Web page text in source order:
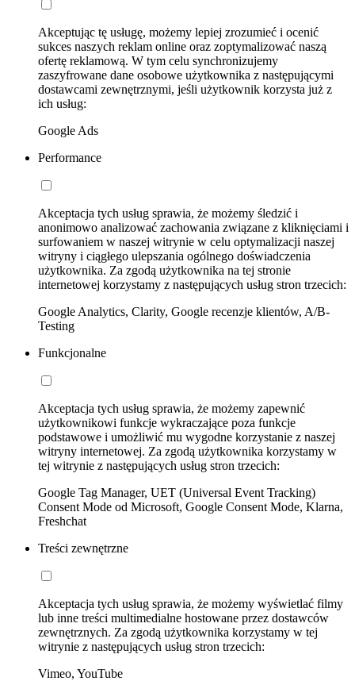
Akceptując tę usługę, możemy lepiej zrozumieć i ocenić
sukces naszych reklam online oraz zoptymalizować naszą
ofertę reklamową. W tym celu synchronizujemy
zaszyfrowane dane osobowe użytkownika z następującymi
dostawcami zewnętrznymi, jeśli użytkownik korzysta już z
ich usług:
Google Ads
Performance
Akceptacja tych usług sprawia, że możemy śledzić i
anonimowo analizować zachowania związane z kliknięciami i
surfowaniem w naszej witrynie w celu optymalizacji naszej
witryny i ciągłego ulepszania ogólnego doświadczenia
użytkownika. Za zgodą użytkownika na tej stronie
internetowej korzystamy z następujących usług stron trzecich:
Google Analytics, Clarity, Google recenzje klientów, A/B-
Testing
Funkcjonalne
Akceptacja tych usług sprawia, że możemy zapewnić
użytkownikowi funkcje wykraczające poza funkcje
podstawowe i umożliwić mu wygodne korzystanie z naszej
witryny internetowej. Za zgodą użytkownika korzystamy w
tej witrynie z następujących usług stron trzecich:
Google Tag Manager, UET (Universal Event Tracking)
Consent Mode od Microsoft, Google Consent Mode, Klarna,
Freshchat
Treści zewnętrzne
Akceptacja tych usług sprawia, że możemy wyświetlać filmy
lub inne treści multimedialne hostowane przez dostawców
zewnętrznych. Za zgodą użytkownika korzystamy w tej
witrynie z następujących usług stron trzecich:
Vimeo, YouTube